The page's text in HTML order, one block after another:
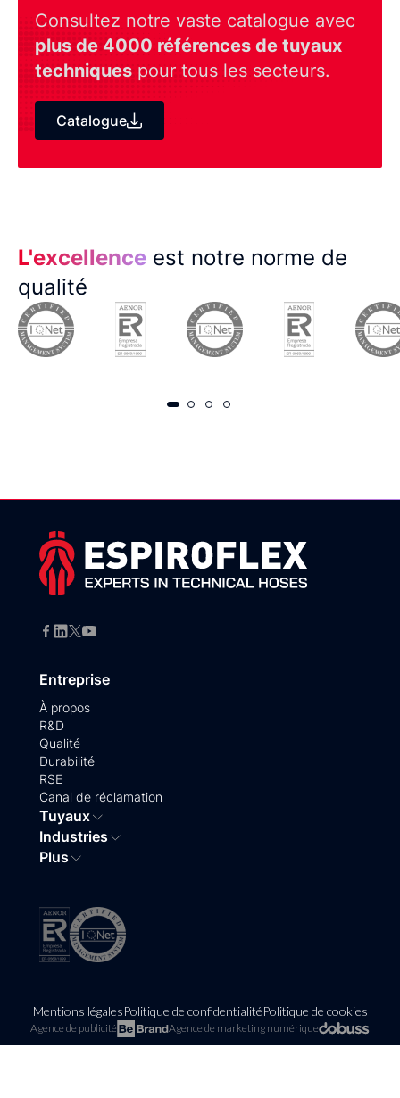
Consultez notre vaste catalogue avec
plus de 4000 références de tuyaux
techniques pour tous les secteurs.
Catalogue
L'excellence est notre norme de
qualité
Entreprise
À propos
R&D
Qualité
Durabilité
RSE
Canal de réclamation
Tuyaux
Industries
Plus
Mentions légalesPolitique de confidentialitéPolitique de cookies
Agence de publicité Agence de marketing numérique